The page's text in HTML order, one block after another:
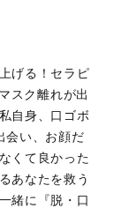
げる！セラピ
スク離れが出
自身、口ゴボ
会い、お顔だ
くて良かった
あなたを救う
緒に『脱・口